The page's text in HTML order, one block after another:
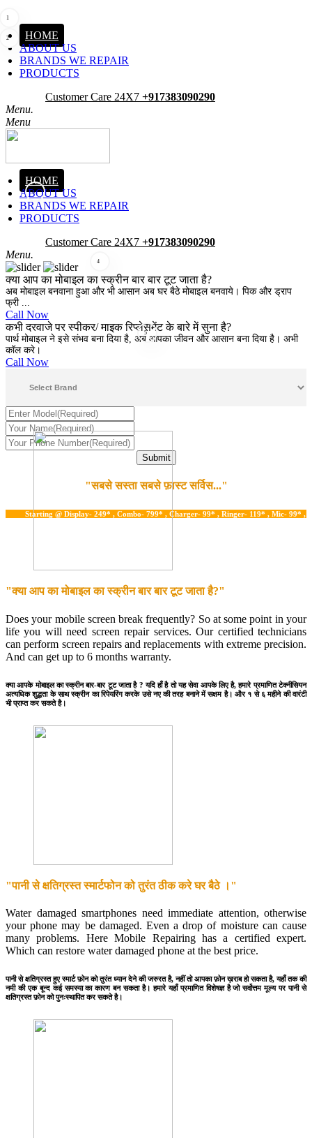
HOME
ABOUT US
BRANDS WE REPAIR
PRODUCTS
Customer Care 24X7 +917383090290
Menu.
Menu
HOME
ABOUT US
BRANDS WE REPAIR
PRODUCTS
Customer Care 24X7 +917383090290
Menu.
क्या आप का मोबाइल का स्क्रीन बार बार टूट जाता है?
अब मोबाइल बनवाना हुआ और भी आसान अब घर बैठे मोबाइल बनवाये। पिक और ड्राप
फ्री ...
Call Now
कभी दरवाजे पर स्पीकर/ माइक रिप्लेसमेंट के बारे में सुना है?
पार्थ मोबाइल ने इसे संभव बना दिया है, अब आपका जीवन और आसान बना दिया है। अभी
कॉल करे।
Call Now
"सबसे सस्ता सबसे फ़ास्ट सर्विस..."
@ Display- 249* , Combo- 799* , Charger- 99* , Ringer- 119* , Mic- 99* , Water
"क्या आप का मोबाइल का स्क्रीन बार बार टूट जाता है?"
Does your mobile screen break frequently? So at some point in your
life you will need screen repair services. Our certified technicians
can perform screen repairs and replacements with extreme precision.
And can get up to 6 months warranty.
क्या आपके मोबाइल का स्क्रीन बार-बार टूट जाता है ? यदि हाँ है तो यह सेवा आपके लिए है, हमारे प्रमाणित टेक्नीसियन
अत्यधिक शुद्धता के साथ स्क्रीन का रिपेयरिंग करके उसे नए की तरह बनाने में सक्षम है। और १ से ६ महीने की वारंटी
भी प्राप्त कर सकते है।
"पानी से क्षतिग्रस्त स्मार्टफोन को तुरंत ठीक करे घर बैठे ।"
Water damaged smartphones need immediate attention, otherwise
your phone may be damaged. Even a drop of moisture can cause
many problems. Here Mobile Repairing has a certified expert.
Which can restore water damaged phone at the best price.
पानी से क्षतिग्रस्त हुए स्मार्ट फ़ोन को तुरंत ध्यान देने की जरुरत है, नहीं तो आपका फ़ोन ख़राब हो सकता है, यहाँ तक की
नमी की एक बून्द कई समस्या का कारण बन सकता है। हमारे यहाँ प्रमाणित विशेषज्ञ है जो सर्वोत्तम मूल्य पर पानी से
क्षतिग्रस्त फ़ोन को पुनःस्थापित कर सकते है।
1
2
3
4
5